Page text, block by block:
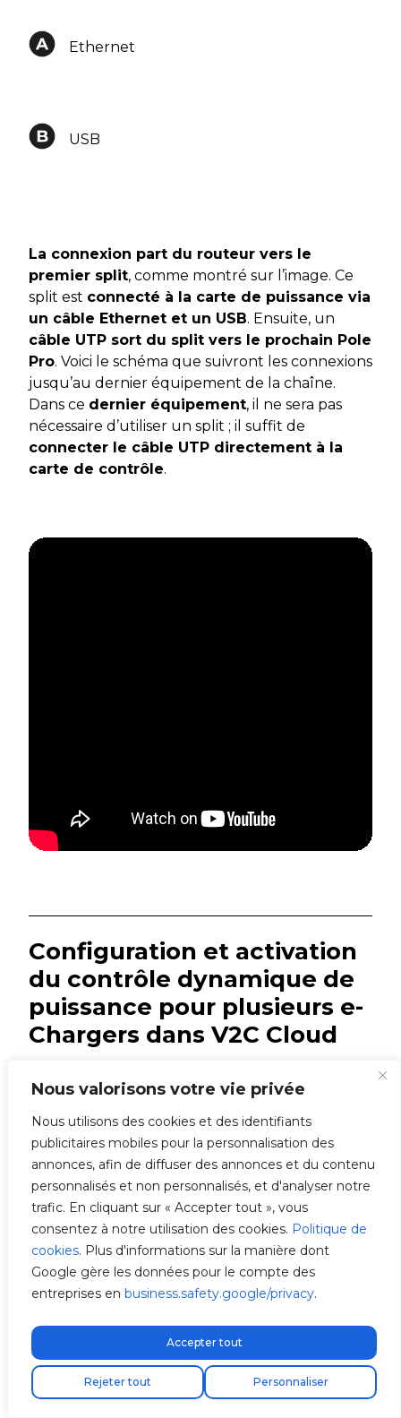
Nous valorisons votre vie privée
Nous utilisons des cookies et des identifiants
publicitaires mobiles pour la personnalisation des
annonces, afin de diffuser des annonces et du contenu
personnalisés et non personnalisés, et d'analyser notre
trafic. En cliquant sur « Accepter tout », vous
consentez à notre utilisation des cookies. Politique de
cookies. Plus d'informations sur la manière dont
Google gère les données pour le compte des
entreprises en business.safety.google/privacy.
Personnaliser
Rejeter tout
Accepter tout
Ethernet
USB
La connexion part du routeur vers le
premier split, comme montré sur l’image. Ce
split est connecté à la carte de puissance via
un câble Ethernet et un USB. Ensuite, un
câble UTP sort du split vers le prochain Pole
Pro. Voici le schéma que suivront les connexions
jusqu’au dernier équipement de la chaîne.
Dans ce dernier équipement, il ne sera pas
nécessaire d’utiliser un split ; il suffit de
connecter le câble UTP directement à la
carte de contrôle.
Configuration et activation
du contrôle dynamique de
puissance pour plusieurs e-
Chargers dans V2C Cloud
Parmi tous les points de recharge connectés,
Chargers uniquement sur les dispositifs que
vous souhaitez.Si vous préférez donner la
priorité à un chargeur spécifique et éviter
l’équilibrage, il vous suffit de ne pas activer
la fonction sur ce dispositif.
Pour activer l’équilibrage entre plusieurs e-
depuis votre smartphone ou ordinateur et
ajoutez les chargeurs
contrôle dynamique de puissance sur tous
les chargeurs.
Livraison express gratuite !
Trouvez votre installateur